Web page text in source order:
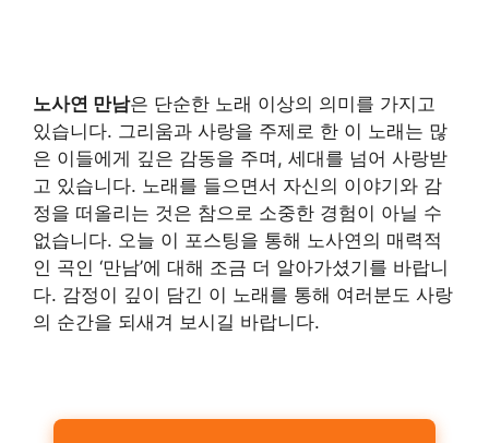
노사연 만남은 단순한 노래 이상의 의미를 가지고
있습니다. 그리움과 사랑을 주제로 한 이 노래는 많
은 이들에게 깊은 감동을 주며, 세대를 넘어 사랑받
고 있습니다. 노래를 들으면서 자신의 이야기와 감
정을 떠올리는 것은 참으로 소중한 경험이 아닐 수
없습니다. 오늘 이 포스팅을 통해 노사연의 매력적
인 곡인 ‘만남’에 대해 조금 더 알아가셨기를 바랍니
다. 감정이 깊이 담긴 이 노래를 통해 여러분도 사랑
의 순간을 되새겨 보시길 바랍니다.